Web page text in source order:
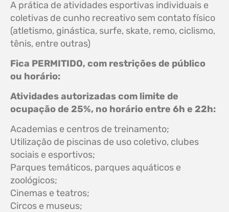
A prática de atividades esportivas individuais e
coletivas de cunho recreativo sem contato físico
(atletismo, ginástica, surfe, skate, remo, ciclismo,
tênis, entre outras)
Fica PERMITIDO, com restrições de público
ou horário:
Atividades autorizadas com limite de
ocupação de 25%, no horário entre 6h e 22h:
Academias e centros de treinamento;
Utilização de piscinas de uso coletivo, clubes
sociais e esportivos;
Parques temáticos, parques aquáticos e
zoológicos;
Cinemas e teatros;
Circos e museus;